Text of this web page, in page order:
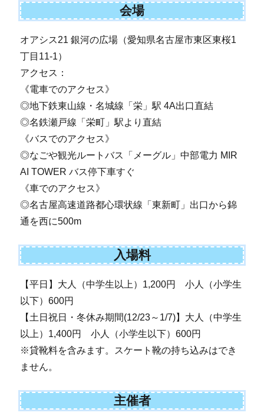
会場
オアシス21 銀河の広場（愛知県名古屋市東区東桜1
丁目11-1）
アクセス：
《電車でのアクセス》
◎地下鉄東山線・名城線「栄」駅 4A出口直結
◎名鉄瀬戸線「栄町」駅より直結
《バスでのアクセス》
◎なごや観光ルートバス「メーグル」中部電力 MIR
AI TOWER バス停下車すぐ
《車でのアクセス》
◎名古屋高速道路都心環状線「東新町」出口から錦
通を西に500m
入場料
【平日】大人（中学生以上）1,200円 小人（小学生
以下）600円
【土日祝日・冬休み期間(12/23～1/7)】大人（中学生
以上）1,400円 小人（小学生以下）600円
※貸靴料を含みます。スケート靴の持ち込みはでき
ません。
主催者